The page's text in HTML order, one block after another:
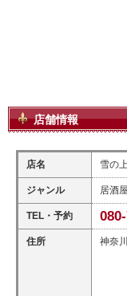
店舗情報
店名 雪の
ジャンル 居酒屋
TEL・予約
住所 神奈